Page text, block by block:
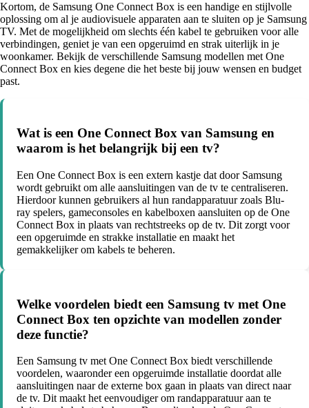
Kortom, de Samsung One Connect Box is een handige en stijlvolle
oplossing om al je audiovisuele apparaten aan te sluiten op je Samsung
TV. Met de mogelijkheid om slechts één kabel te gebruiken voor alle
verbindingen, geniet je van een opgeruimd en strak uiterlijk in je
woonkamer. Bekijk de verschillende Samsung modellen met One
Connect Box en kies degene die het beste bij jouw wensen en budget
past.
Wat is een One Connect Box van Samsung en
waarom is het belangrijk bij een tv?
Een One Connect Box is een extern kastje dat door Samsung
wordt gebruikt om alle aansluitingen van de tv te centraliseren.
Hierdoor kunnen gebruikers al hun randapparatuur zoals Blu-
ray spelers, gameconsoles en kabelboxen aansluiten op de One
Connect Box in plaats van rechtstreeks op de tv. Dit zorgt voor
een opgeruimde en strakke installatie en maakt het
gemakkelijker om kabels te beheren.
Welke voordelen biedt een Samsung tv met One
Connect Box ten opzichte van modellen zonder
deze functie?
Een Samsung tv met One Connect Box biedt verschillende
voordelen, waaronder een opgeruimde installatie doordat alle
aansluitingen naar de externe box gaan in plaats van direct naar
de tv. Dit maakt het eenvoudiger om randapparatuur aan te